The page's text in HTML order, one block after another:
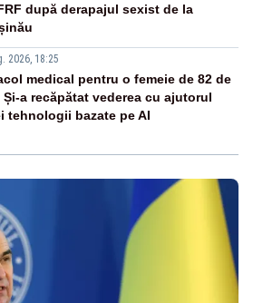
după derapajul sexist de la
2026, 18:25
medical pentru o femeie de 82 de
Și-a recăpătat vederea cu ajutorul
tehnologii bazate pe AI